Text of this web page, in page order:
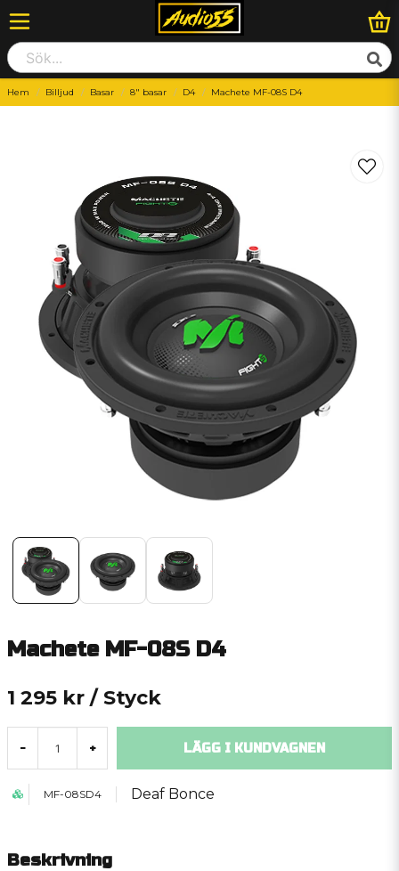
Hem Billjud Basar 8" basar D4 Machete MF-08S D4
Machete MF-08S D4
1 295 kr / Styck
- + LÄGG I KUNDVAGNEN
MF-08SD4 Deaf Bonce
Beskrivning